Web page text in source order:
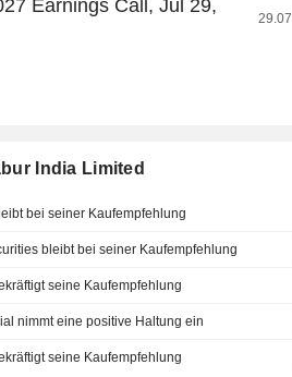
Earnings Call, Jul 29,
29.07.
India Limited
bei seiner Kaufempfehlung
bleibt bei seiner Kaufempfehlung
seine Kaufempfehlung
nimmt eine positive Haltung ein
seine Kaufempfehlung